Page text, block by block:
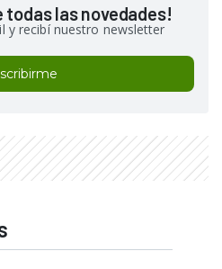
todas las novedades!
y recibí nuestro newsletter